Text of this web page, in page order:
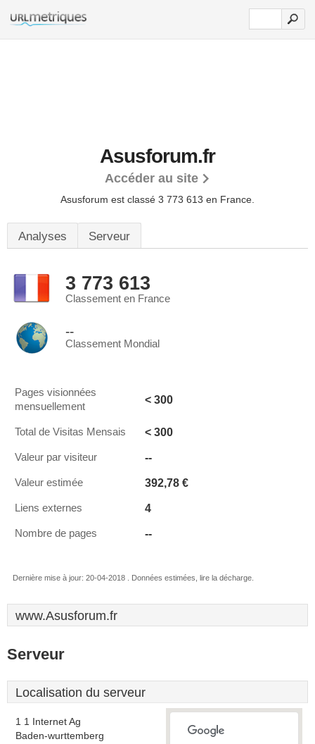
Asusforum.fr
Accéder au site
Asusforum est classé 3 773 613 en France.
Analyses Serveur
3 773 613
Classement en France
--
Classement Mondial
Pages visionnées
mensuellement
< 300
Total de Visitas Mensais < 300
Valeur par visiteur --
Valeur estimée 392,78 €
Liens externes 4
Nombre de pages --
Dernière mise à jour: 20-04-2018 . Données estimées, lire la décharge.
www.Asusforum.fr
Serveur
Localisation du serveur
1 1 Internet Ag
Baden-wurttemberg